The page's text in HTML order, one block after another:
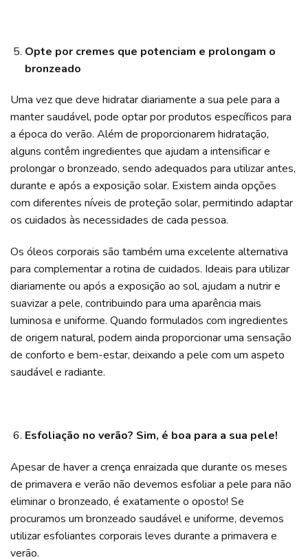
Opte por cremes que potenciam e prolongam o
bronzeado
Uma vez que deve hidratar diariamente a sua pele para a
manter saudável, pode optar por produtos específicos para
a época do verão. Além de proporcionarem hidratação,
alguns contêm ingredientes que ajudam a intensificar e
prolongar o bronzeado, sendo adequados para utilizar antes,
durante e após a exposição solar. Existem ainda opções
com diferentes níveis de proteção solar, permitindo adaptar
os cuidados às necessidades de cada pessoa.
Os óleos corporais são também uma excelente alternativa
para complementar a rotina de cuidados. Ideais para utilizar
diariamente ou após a exposição ao sol, ajudam a nutrir e
suavizar a pele, contribuindo para uma aparência mais
luminosa e uniforme. Quando formulados com ingredientes
de origem natural, podem ainda proporcionar uma sensação
de conforto e bem-estar, deixando a pele com um aspeto
saudável e radiante.
Esfoliação no verão? Sim, é boa para a sua pele!
Apesar de haver a crença enraizada que durante os meses
de primavera e verão não devemos esfoliar a pele para não
eliminar o bronzeado, é exatamente o oposto! Se
procuramos um bronzeado saudável e uniforme, devemos
utilizar esfoliantes corporais leves durante a primavera e
verão.